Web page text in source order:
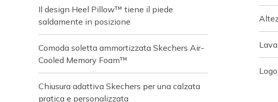
Il design Heel Pillow™ tiene il piede
saldamente in posizione
Comoda soletta ammortizzata Skechers Air-
Cooled Memory Foam™
Chiusura adattiva Skechers per una calzata
pratica e personalizzata